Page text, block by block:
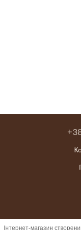
Інтернет-магазин